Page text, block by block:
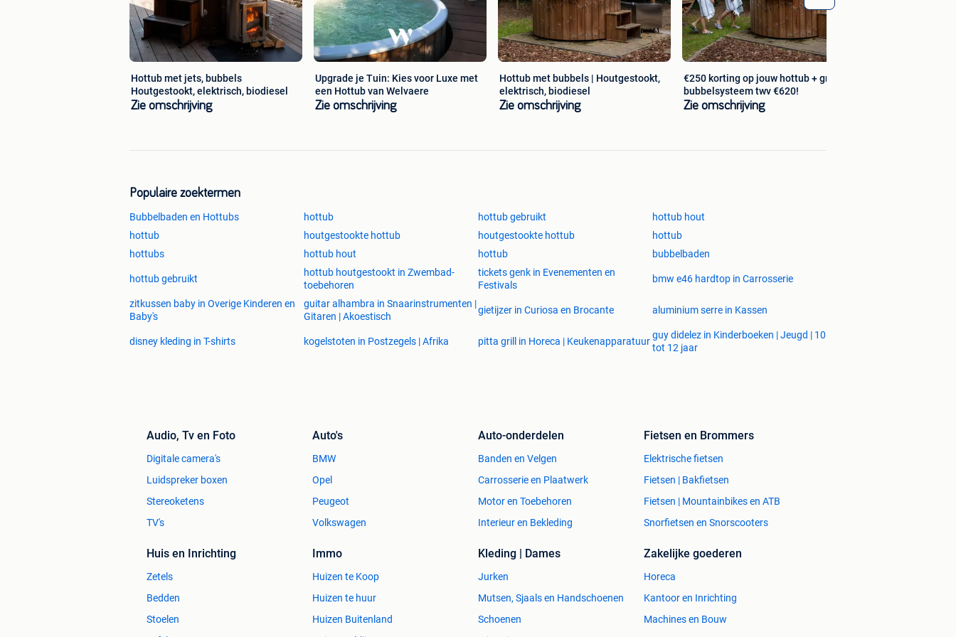
Hottub met jets, bubbels
Houtgestookt, elektrisch, biodiesel
Zie omschrijving
Upgrade je Tuin: Kies voor Luxe met
een Hottub van Welvaere
Zie omschrijving
Hottub met bubbels | Houtgestookt,
elektrisch, biodiesel
Zie omschrijving
€250 korting op jouw hottub + gratis
bubbelsysteem twv €620!
Zie omschrijving
Populaire zoektermen
Bubbelbaden en Hottubs hottub hottub gebruikt
hottub hout
hottub
houtgestookte hottub houtgestookte hottub
hottub
hottubs
hottub hout hottub bubbelbaden
hottub gebruikt
hottub houtgestookt in Zwembad-
toebehoren
tickets genk in Evenementen en
Festivals
bmw e46 hardtop in Carrosserie
zitkussen baby in Overige Kinderen en
Baby's
guitar alhambra in Snaarinstrumenten |
Gitaren | Akoestisch
gietijzer in Curiosa en Brocante aluminium serre in Kassen
disney kleding in T-shirts kogelstoten in Postzegels | Afrika pitta grill in Horeca | Keukenapparatuur
guy didelez in Kinderboeken | Jeugd | 10
tot 12 jaar
Audio, Tv en Foto
Digitale camera's
Luidspreker boxen
Stereoketens
TV's
Auto's
BMW
Opel
Peugeot
Volkswagen
Auto-onderdelen
Banden en Velgen
Carrosserie en Plaatwerk
Motor en Toebehoren
Interieur en Bekleding
Fietsen en Brommers
Elektrische fietsen
Fietsen | Bakfietsen
Fietsen | Mountainbikes en ATB
Snorfietsen en Snorscooters
Huis en Inrichting
Zetels
Bedden
Stoelen
Immo
Huizen te Koop
Huizen te huur
Huizen Buitenland
Kleding | Dames
Jurken
Mutsen, Sjaals en Handschoenen
Schoenen
Zakelijke goederen
Horeca
Kantoor en Inrichting
Machines en Bouw